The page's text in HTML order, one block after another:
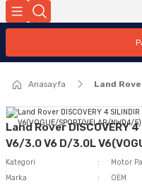
Anasayfa Land
Land Rover DISCOVERY
V6/3.0 V6 D/3.0L
Kategori
Motor
Marka
OEM